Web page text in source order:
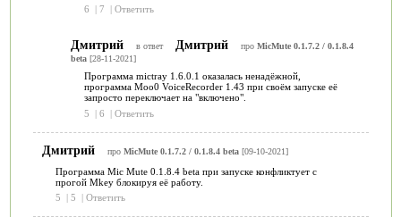
6
| 7 | Ответить
Дмитрий в ответ Дмитрий про MicMute 0.1.7.2 / 0.1.8.4
beta[28-11-2021]
Программа mictray 1.6.0.1 оказалась ненадёжной,
программа Moo0 VoiceRecorder 1.43 при своём запуске её
запросто переключает на "включено".
5
| 6 | Ответить
Дмитрий про MicMute 0.1.7.2 / 0.1.8.4 beta[09-10-2021]
Программа Mic Mute 0.1.8.4 beta при запуске конфликтует с
прогой Mkey блокируя её работу.
5
| 5 | Ответить